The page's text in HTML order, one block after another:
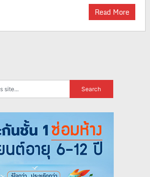
Read More